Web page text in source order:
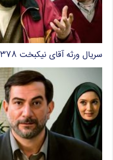
سریال ورثه آقای نیکبخت ۱۳۷۸